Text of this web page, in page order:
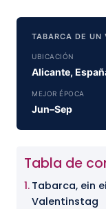
TABARCA DE UN
UBICACIÓN
Alicante,
MEJOR ÉPOCA
Jun–Sep
Tabla de
Tabarca, ein
Valentinstag